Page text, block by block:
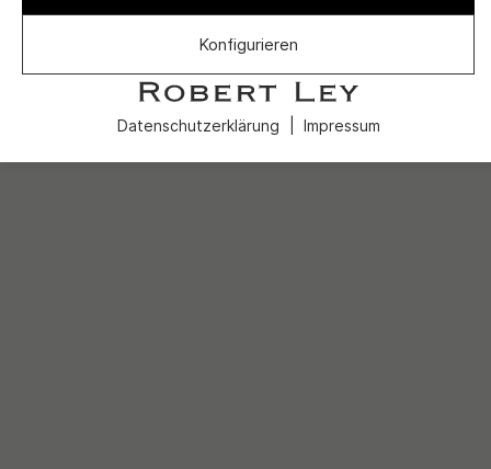
Konfigurieren
Datenschutzerklärung Impressum